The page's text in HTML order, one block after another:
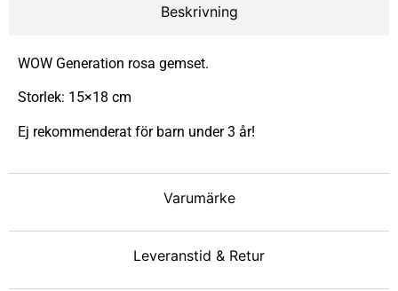
Beskrivning
Varumärke
Leveranstid & Retur
WOW Generation rosa gemset.
Storlek: 15×18 cm
Ej rekommenderat för barn under 3 år!